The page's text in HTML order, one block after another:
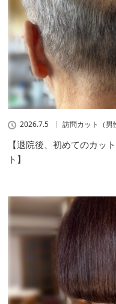
2026.7.5 訪問カット（男
【退院後、初めてのカッ
ト】